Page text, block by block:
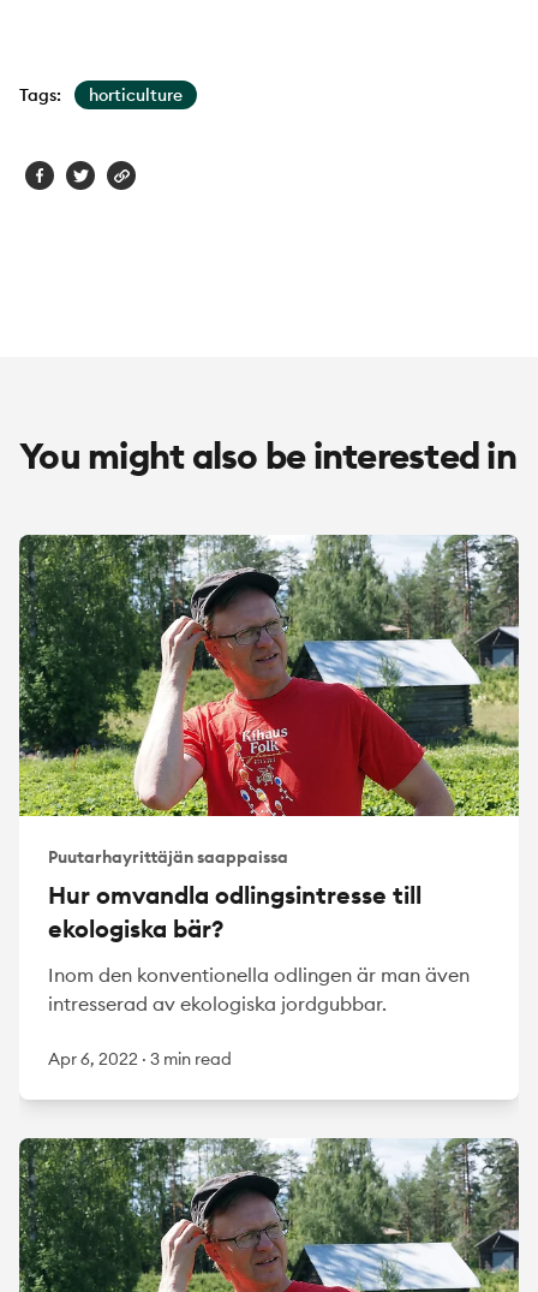
Tags: horticulture
You might also be interested in
Puutarhayrittäjän saappaissa
Hur omvandla odlingsintresse till
ekologiska bär?
Inom den konventionella odlingen är man även
intresserad av ekologiska jordgubbar.
Apr 6, 2022 · 3 min read